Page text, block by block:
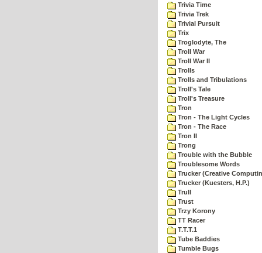
Trivia Time
Trivia Trek
Trivial Pursuit
Trix
Troglodyte, The
Troll War
Troll War II
Trolls
Trolls and Tribulations
Troll's Tale
Troll's Treasure
Tron
Tron - The Light Cycles
Tron - The Race
Tron II
Trong
Trouble with the Bubble
Troublesome Words
Trucker (Creative
Trucker (Kuesters, H.P.)
Trull
Trust
Trzy Korony
TT Racer
T.T.T.1
Tube Baddies
Tumble Bugs